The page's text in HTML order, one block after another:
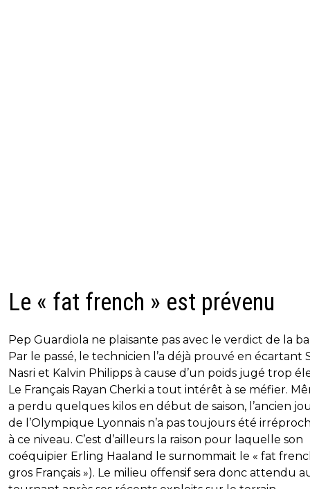
Le « fat french » est prévenu
Pep Guardiola ne plaisante pas avec le verdict de la
Par le passé, le technicien l’a déjà prouvé en écartant
Nasri et Kalvin Philipps à cause d’un poids jugé trop
Le Français Rayan Cherki a tout intérêt à se méfier.
a perdu quelques kilos en début de saison, l’ancien
de l’Olympique Lyonnais n’a pas toujours été
à ce niveau. C’est d’ailleurs la raison pour laquelle son
coéquipier Erling Haaland le surnommait le « fat
gros Français »). Le milieu offensif sera donc attendu